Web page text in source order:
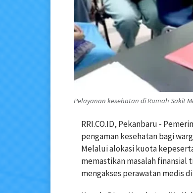
Pelayanan kesehatan di Rumah Sakit
RRI.CO.ID, Pekanbaru -
pengaman kesehatan bagi
Melalui alokasi kuota
memastikan masalah finansial
mengakses perawatan medis